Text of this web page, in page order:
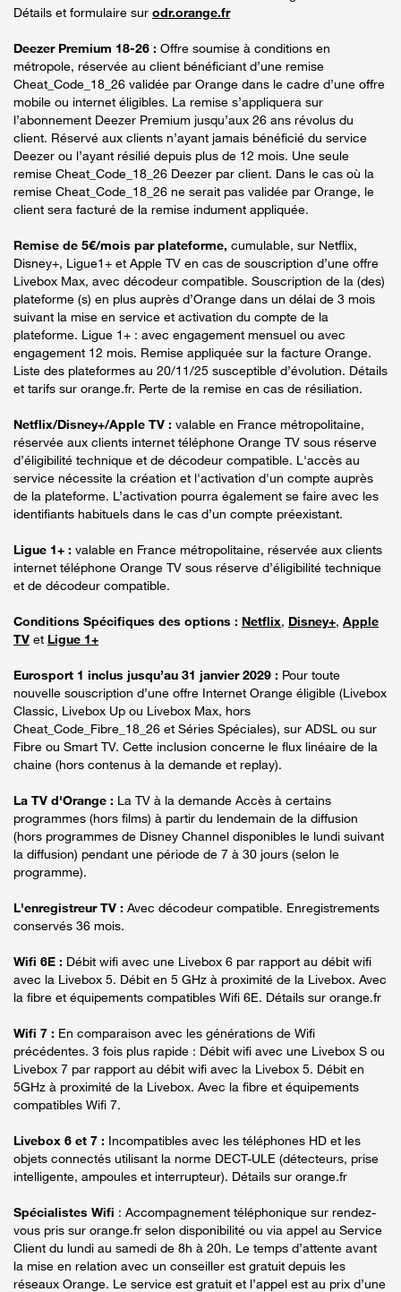
Détails et formulaire sur odr.orange.fr
Deezer Premium 18-26 : Offre soumise à conditions en
métropole, réservée au client bénéficiant d’une remise
Cheat_Code_18_26 validée par Orange dans le cadre d’une offre
mobile ou internet éligibles. La remise s’appliquera sur
l’abonnement Deezer Premium jusqu’aux 26 ans révolus du
client. Réservé aux clients n’ayant jamais bénéficié du service
Deezer ou l’ayant résilié depuis plus de 12 mois. Une seule
remise Cheat_Code_18_26 Deezer par client. Dans le cas où la
remise Cheat_Code_18_26 ne serait pas validée par Orange, le
client sera facturé de la remise indument appliquée.
Remise de 5€/mois par plateforme, cumulable, sur Netflix,
Disney+, Ligue1+ et Apple TV en cas de souscription d’une offre
Livebox Max, avec décodeur compatible. Souscription de la (des)
plateforme (s) en plus auprès d’Orange dans un délai de 3 mois
suivant la mise en service et activation du compte de la
plateforme. Ligue 1+ : avec engagement mensuel ou avec
engagement 12 mois. Remise appliquée sur la facture Orange.
Liste des plateformes au 20/11/25 susceptible d’évolution. Détails
et tarifs sur orange.fr. Perte de la remise en cas de résiliation.
Netflix/Disney+/Apple TV : valable en France métropolitaine,
réservée aux clients internet téléphone Orange TV sous réserve
d’éligibilité technique et de décodeur compatible. L'accès au
service nécessite la création et l'activation d'un compte auprès
de la plateforme. L’activation pourra également se faire avec les
identifiants habituels dans le cas d’un compte préexistant.
Ligue 1+ : valable en France métropolitaine, réservée aux clients
internet téléphone Orange TV sous réserve d’éligibilité technique
et de décodeur compatible.
Conditions Spécifiques des options : Netflix, Disney+, Apple
TV et Ligue 1+
Eurosport 1 inclus jusqu’au 31 janvier 2029 : Pour toute
nouvelle souscription d’une offre Internet Orange éligible (Livebox
Classic, Livebox Up ou Livebox Max, hors
Cheat_Code_Fibre_18_26 et Séries Spéciales), sur ADSL ou sur
Fibre ou Smart TV. Cette inclusion concerne le flux linéaire de la
chaine (hors contenus à la demande et replay).
La TV d'Orange : La TV à la demande Accès à certains
programmes (hors films) à partir du lendemain de la diffusion
(hors programmes de Disney Channel disponibles le lundi suivant
la diffusion) pendant une période de 7 à 30 jours (selon le
programme).
L'enregistreur TV : Avec décodeur compatible. Enregistrements
conservés 36 mois.
Wifi 6E : Débit wifi avec une Livebox 6 par rapport au débit wifi
avec la Livebox 5. Débit en 5 GHz à proximité de la Livebox. Avec
la fibre et équipements compatibles Wifi 6E. Détails sur orange.fr
Wifi 7 : En comparaison avec les générations de Wifi
précédentes. 3 fois plus rapide : Débit wifi avec une Livebox S ou
Livebox 7 par rapport au débit wifi avec la Livebox 5. Débit en
5GHz à proximité de la Livebox. Avec la fibre et équipements
compatibles Wifi 7.
Livebox 6 et 7 : Incompatibles avec les téléphones HD et les
objets connectés utilisant la norme DECT-ULE (détecteurs, prise
intelligente, ampoules et interrupteur). Détails sur orange.fr
Spécialistes Wifi : Accompagnement téléphonique sur rendez-
vous pris sur orange.fr selon disponibilité ou via appel au Service
Client du lundi au samedi de 8h à 20h. Le temps d’attente avant
la mise en relation avec un conseiller est gratuit depuis les
réseaux Orange. Le service est gratuit et l’appel est au prix d’une